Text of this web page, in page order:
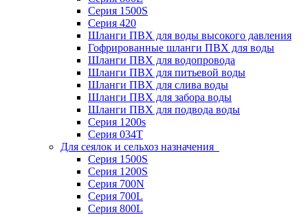
Серия 1500S
Серия 420
Шланги ПВХ для воды высокого давления
Гофрированные шланги ПВХ для воды
Шланги ПВХ для водопровода
Шланги ПВХ для питьевой воды
Шланги ПВХ для слива воды
Шланги ПВХ для забора воды
Шланги ПВХ для подвода воды
Серия 1200s
Серия 034Т
Для сеялок и сельхоз назначения
Серия 1500S
Серия 1200S
Серия 700N
Серия 700L
Серия 800L